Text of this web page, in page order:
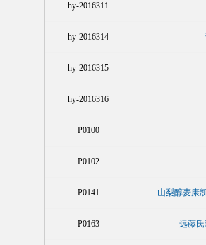
hy-2016311
hy-2016314
hy-2016315
hy-2016316
P0100
P0102
P0141 山梨醇麦康
P0163 远藤